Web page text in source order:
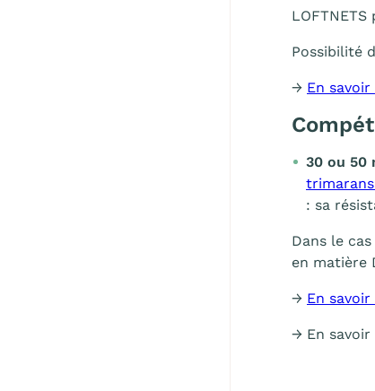
Possibilité
→ En
30 ou 50
: sa
Dans le
en matière
→ En
→ En